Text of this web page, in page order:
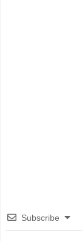
Subscribe